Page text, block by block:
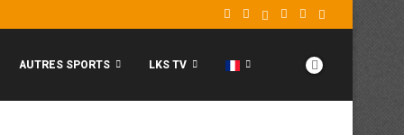
AUTRES SPORTS LKS TV